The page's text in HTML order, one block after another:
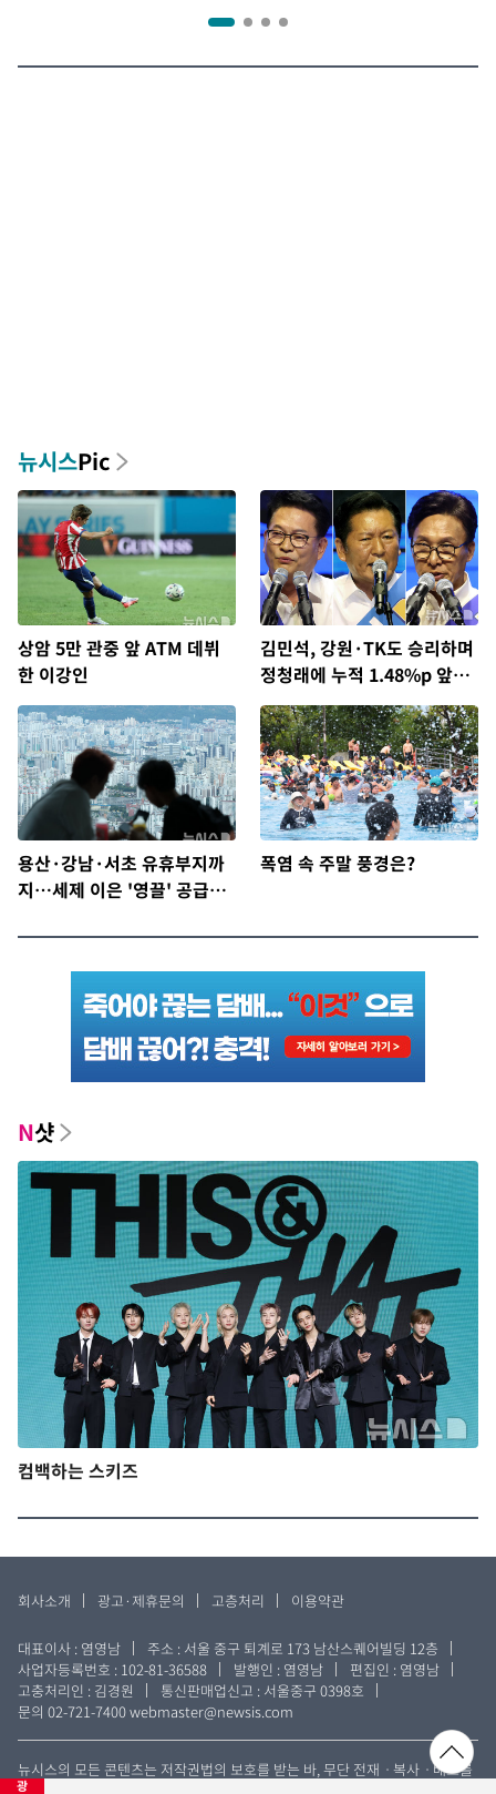
뉴시스Pic
상암 5만 관중 앞 ATM 데뷔
한 이강인
김민석, 강원·TK도 승리하며
정청래에 누적 1.48%p 앞
서…격차 벌리며 박빙 우세
용산·강남·서초 유휴부지까
지…세제 이은 '영끌' 공급대
폭염 속 주말 풍경은?
N샷
컴백하는 스키즈
광
회사소개 광고·제휴문의 고층처리 이용약관
대표이사 : 염영남
주소 : 서울 중구 퇴계로 173 남산스퀘어빌딩 12층
사업자등록번호 : 102-81-36588
발행인 : 염영남
편집인 : 염영남
고충처리인 : 김경원
통신판매업신고 : 서울중구 0398호
문의 02-721-7400webmaster@newsis.com
뉴시스의 모든 콘텐츠는 저작권법의 보호를 받는 바, 무단 전재ㆍ복사ㆍ배포를